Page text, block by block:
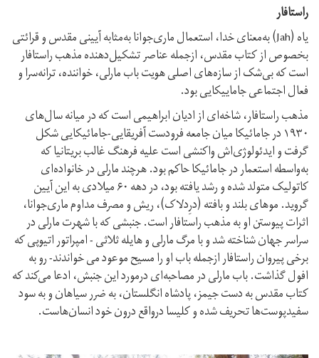
راستافار
یاه (Jah) به‌معنای خدا، استعمال ماری‌جوانا به‌مثابه آیینی مقدس و قرائتی
بخصوص از کتاب مقدس، ازجمله عناصر تشکیل‌دهنده مذهب راستافار
است که بی‌شک از سازه‌های اصلی هویت باب مارلی، خواننده، ترانه‌سرا و
فعال اجتماعی جاماییکایی بود.
مذهب راستافار، شاخه‌ای از ادیان ابراهیمی است که در میانه سال‌های
۱۹۳۰ در جامائیکا میان جامعه فرودست آفریقایی-جامائیکایی شکل
گرفت و ایدئولوژی‌اش واکنشی است علیه فرهنگ غالب بریتانیا که
به‌واسطه استعمار در جامائیکا حاکم بود. هرچند مارلی در خانواده‌ای
کاتولیک متولد شده و رشد یافته بود، در دهه ۶۰ میلادی به این آیین
گروید. موهای بلند و بافته (درِدلاک)، ریش و مصرف مداوم ماری‌جوانا،
اثرات پیوستن او به مذهب راستافار است. جنبشی که با شهرت مارلی در
سراسر جهان شناخته شد و با مرگ مارلی و هایله ثلاثی - امپراتور اتیوپی که
برخی پیروان راستافار ازجمله باب او را مسیح موعود می خواندند- رو به
افول گذاشت. باب مارلی در مصاحبه‌ای درمورد این جنبش، ادعا می‌کند که
کتاب مقدس به دست جیمز، پادشاه انگلستان، به ضرر سیاهان و به سود
سفیدپوست‌ها تحریف شده و کلیسا درواقع درون خود انسان‌هاست.